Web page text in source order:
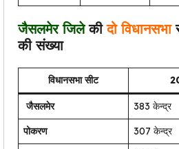
जैसलमेरजिलेकीदो विधानसभा
की संख्या
विधानसभा सीट
जैसलमेर
383 केन्द्र
पोकरण
307 केन्द्र